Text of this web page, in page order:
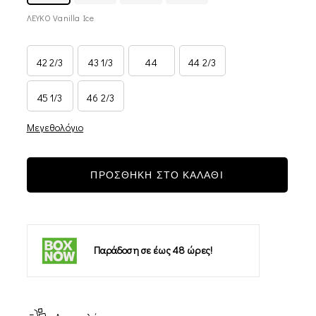
ΛΕΥΚΟ Vanilla Ice
42 2/3 43 1/3 44 44 2/3
45 1/3 46 2/3
Μεγεθολόγιο
ΠΡΟΣΘΗΚΗ ΣΤΟ ΚΑΛΑΘΙ
Παράδοση σε έως 48 ώρες!